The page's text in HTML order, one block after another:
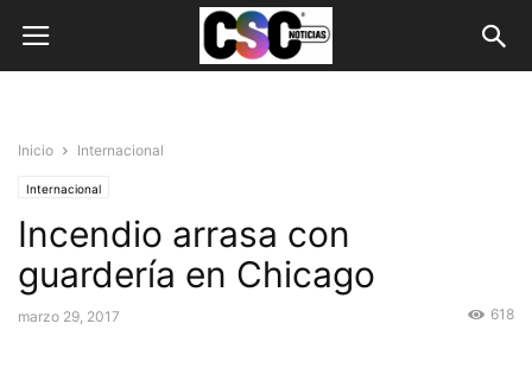
Inicio Internacional
Internacional
Incendio arrasa con
guardería en Chicago
marzo 29, 2017 618